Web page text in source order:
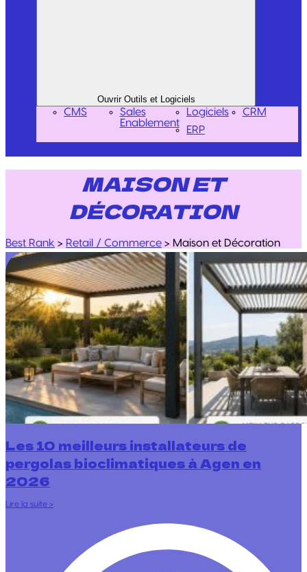
Ouvrir Outils et Logiciels
CMS
Sales
Enablement
Logiciels
CRM
ERP
MAISON ET
DÉCORATION
Best Rank > Retail / Commerce > Maison et Décoration
Les 10 meilleurs installateurs de
pergolas bioclimatiques à Agen en
2026
Lire la suite >